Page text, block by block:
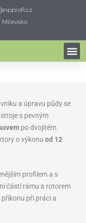
MiIevsko
a úpravu půdy se
s pevným
po dvojitém
o výkonu od 12
profilem a s
částí rámu a rotorem
při práci a